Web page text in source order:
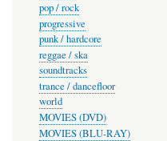
pop / rock
progressive
punk / hardcore
reggae / ska
soundtracks
trance / dancefloor
world
MOVIES (DVD)
MOVIES (BLU-RAY)